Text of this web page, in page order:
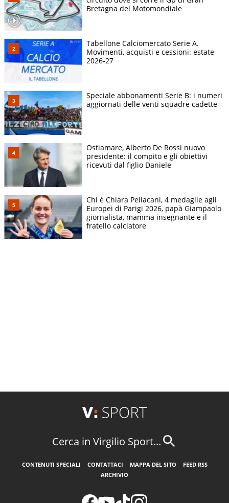
Bretagna del Motomondiale
Tabellone Calciomercato Serie A.
Movimenti, acquisti e cessioni: estate
2026-27
Speciale abbonamenti Serie B: i numeri
aggiornati delle venti squadre cadette
Ostiamare, Alberto De Rossi nuovo
presidente: il compito e gli obiettivi
ricevuti dal figlio Daniele
Chi è Chiara Pellacani, 4 medaglie agli
Europei di Parigi 2026, papà Giampaolo
giornalista, mamma insegnante e il
fratello calciatore
Cerca in Virgilio Sport...
CONTENUTI SPECIALI CONTATTACI MAPPA DEL SITO
FEED RSS
ARCHIVIO